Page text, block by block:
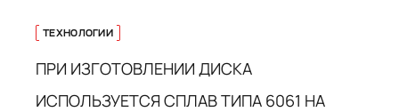
ТЕХНОЛОГИИ
ПРИ ИЗГОТОВЛЕНИИ ДИСКА
ИСПОЛЬЗУЕТСЯ СПЛАВ ТИПА 6061 НА